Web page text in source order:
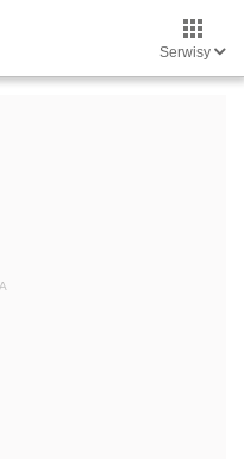
Serwisy